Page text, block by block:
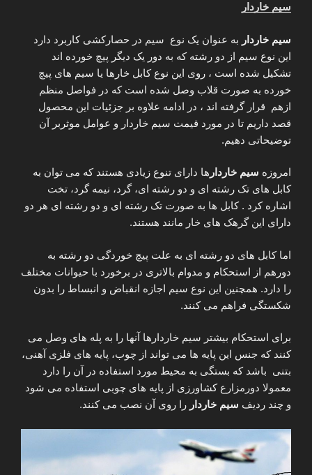
سیم خاردار
سیم خاردار به عنوان یک نوع سیم در حصارکشی کاربرد دارد
این نوع سیم از دو رشته که به دور یک دیگر پیچ خورده اند
تشکیل شده است ، روی این نوع کابل خارها یا سیم های پیچ
خورده به صورت قلاب وصل شده است که در فواصل منظم
ازهم قرار گرفته اند ، در ادامه علاوه بر جزئیات این محصول
قصد داریم تا در مورد قیمت سیم خاردار و عوامل موثربر آن
توضیحاتی دهیم.
امروزه سیم خاردار ها دارای تنوع زیادی هستند که می توان به
کابل های تک رشته ای و دو رشته ای، گرد، نیمه گرد، تخت
اشاره کرد . کابل ها به صورت تک رشته ای و دو رشته ای هر دو
دارای این گرهک های خار مانند هستند.
اما کابل های دو رشته ای به علت پیچ خوردگی دو رشته به
دورهم از استحکام و مدوام بالاتری در برخورد با حیوانات مختلف
را دارد. همچنین این نوع سیم اجازه انقباض و انبساط را بدون
شکستگی فراهم می کنند.
برای استحکام بیشتر سیم خاردارها آنها را به پله های وصل می
کنند که جنس این پایه ها می تواند از چوب، پایه های فلزی آهنی،
بتنی باشد که بستگی به محیط مورد استفاده در آن را دارد
معمولا دورمزارع کشاورزی از پایه های چوبی استفاده می شود
و چند ردیف سیم خاردار را روی آن نصب می کنند.